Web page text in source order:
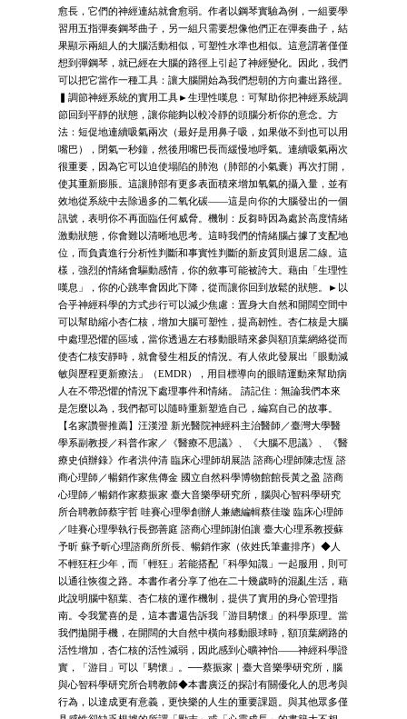
愈長，它們的神經連結就會愈弱。作者以鋼琴實驗為例，一組要學
習用五指彈奏鋼琴曲子，另一組只需要想像他們正在彈奏曲子，結
果顯示兩組人的大腦活動相似，可塑性水準也相似。這意謂著僅僅
想到彈鋼琴，就已經在大腦的路徑上引起了神經變化。因此，我們
可以把它當作一種工具：讓大腦開始為我們想朝的方向畫出路徑。
▍調節神經系統的實用工具►生理性嘆息：可幫助你把神經系統調
節回到平靜的狀態，讓你能夠以較冷靜的頭腦分析你的意念。方
法：短促地連續吸氣兩次（最好是用鼻子吸，如果做不到也可以用
嘴巴），閉氣一秒鐘，然後用嘴巴長而緩慢地呼氣。連續吸氣兩次
很重要，因為它可以迫使塌陷的肺泡（肺部的小氣囊）再次打開，
使其重新膨脹。這讓肺部有更多表面積來增加氧氣的攝入量，並有
效地從系統中去除過多的二氧化碳——這是向你的大腦發出的一個
訊號，表明你不再面臨任何威脅。機制：反芻時因為處於高度情緒
激動狀態，你會難以清晰地思考。這時我們的情緒腦占據了支配地
位，而負責進行分析性判斷和事實性判斷的新皮質則退居二線。這
樣，強烈的情緒會驅動感情，你的敘事可能被誇大。藉由「生理性
嘆息」，你的心跳率會因此下降，從而讓你回到放鬆的狀態。►以
合乎神經科學的方式步行可以減少焦慮：置身大自然和開闊空間中
可以幫助縮小杏仁核，增加大腦可塑性，提高韌性。杏仁核是大腦
中處理恐懼的區域，當你透過左右移動眼睛來參與額頂葉網絡從而
使杏仁核安靜時，就會發生相反的情況。有人依此發展出「眼動減
敏與歷程更新療法」（EMDR），用目標導向的眼睛運動來幫助病
人在不帶恐懼的情況下處理事件和情緒。 請記住：無論我們本來
是怎麼以為，我們都可以隨時重新塑造自己，編寫自己的故事。
【名家讚譽推薦】汪漢澄 新光醫院神經科主治醫師／臺灣大學醫
學系副教授／科普作家／《醫療不思議》、《大腦不思議》、《醫
療史偵辦錄》作者洪仲清 臨床心理師胡展誥 諮商心理師陳志恆 諮
商心理師／暢銷作家焦傳金 國立自然科學博物館館長黃之盈 諮商
心理師／暢銷作家蔡振家 臺大音樂學研究所，腦與心智科學研究
所合聘教師蔡宇哲 哇賽心理學創辦人兼總編輯蔡佳璇 臨床心理師
／哇賽心理學執行長鄧善庭 諮商心理師謝伯讓 臺大心理系教授蘇
予昕 蘇予昕心理諮商所所長、暢銷作家（依姓氏筆畫排序）◆人
不輕狂枉少年，而「輕狂」若能搭配「科學知識」一起服用，則可
以通往恢復之路。本書作者分享了他在二十幾歲時的混亂生活，藉
此說明腦中額葉、杏仁核的運作機制，提供了實用的身心管理指
南。令我驚喜的是，這本書還告訴我「游目騁懷」的科學原理。當
我們拋開手機，在開闊的大自然中橫向移動眼球時，額頂葉網路的
活性增加，杏仁核的活性減弱，因此感到心曠神怡——神經科學證
實，「游目」可以「騁懷」。──蔡振家｜臺大音樂學研究所，腦
與心智科學研究所合聘教師◆本書廣泛的探討有關優化人的思考與
行為，以達成更有意義，更快樂的人生的重要課題。與其他眾多僅